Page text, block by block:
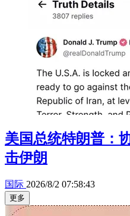
美国总统特朗普：
击伊朗
国际 2026/8/2 07:58:43
更多